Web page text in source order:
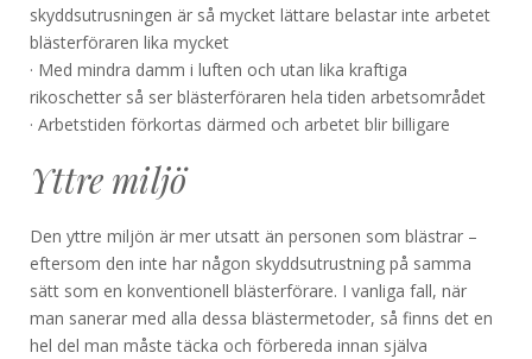
skyddsutrusningen är så mycket lättare belastar inte arbetet
blästerföraren lika mycket
· Med mindra damm i luften och utan lika kraftiga
rikoschetter så ser blästerföraren hela tiden arbetsområdet
· Arbetstiden förkortas därmed och arbetet blir billigare
Yttre miljö
Den yttre miljön är mer utsatt än personen som blästrar –
eftersom den inte har någon skyddsutrustning på samma
sätt som en konventionell blästerförare. I vanliga fall, när
man sanerar med alla dessa blästermetoder, så finns det en
hel del man måste täcka och förbereda innan själva